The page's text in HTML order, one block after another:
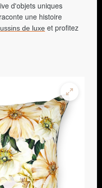
d'objets uniques
une histoire
de luxe et profitez